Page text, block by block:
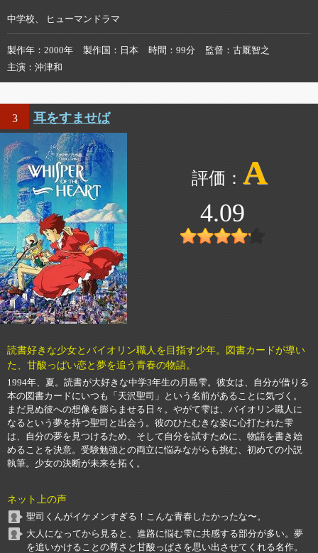
中学校、 ヒューマンドラマ
製作年 2000年 製作国 日本 時間 99分 監督
古厩智之
主演
沖津和
3 耳をすませば
A
4.09
読書好きな少女とバイオリン職人を目指す少年。図書カードが導い
た、甘酸っぱい恋と夢を追う青春の物語。
1994年、夏。読書が大好きな中学3年生の月島雫。彼女は、自分が借りる
本の図書カードにいつも「天沢聖司」という名前があることに気づく。
まだ見ぬ彼への想像を膨らませる日々。やがて雫は、バイオリン職人に
なるという夢を持つ聖司と出会う。彼のひたむきな姿に心打たれた雫
は、自分の夢を見つけるため、そして自分を試すために、物語を書き始
めることを決意。受験勉強との両立に悩みながらも挑む、初めての小説
執筆。少女の決断が未来を拓く。
ネット上の声
聖司くんがイケメンすぎる！こんな青春したかったな〜。
大人になってから見ると、進路に悩む雫に共感する部分が多い。夢
を追いかけることの尊さと甘酸っぱさを思い出させてくれる名作。